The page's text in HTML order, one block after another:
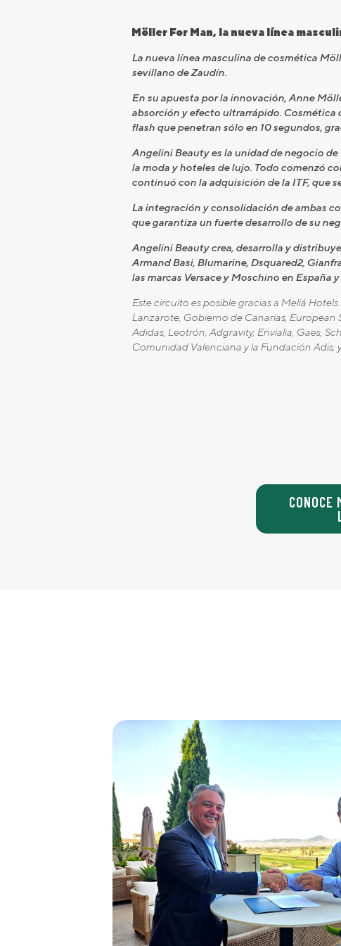
Möller For Man, la nueva línea
La nueva línea masculina de cosmética
sevillano de Zaudín.
En su apuesta por la innovación, Anne
absorción y efecto ultrarrápido. Cosmética
flash que penetran sólo en 10 segundos,
Angelini Beauty es la unidad de negocio
la moda y hoteles de lujo. Todo comenzó
continuó con la adquisición de la ITF, que
La integración y consolidación de ambas
que garantiza un fuerte desarrollo de su
Angelini Beauty crea, desarrolla y
Armand Basi, Blumarine, Dsquared2,
las marcas Versace y Moschino en España
Este circuito es posible gracias a Meliá
Lanzarote, Gobierno de Canarias, European
Adidas, Leotrón, Adgravity, Envialia, Gaes,
Comunidad Valenciana y la Fundación
CONOCE